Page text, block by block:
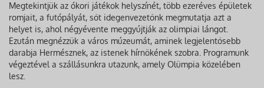
Megtekintjük az ókori játékok helyszínét, több ezeréves épületek
romjait, a futópályát, sőt idegenvezetőnk megmutatja azt a
helyet is, ahol négyévente meggyújtják az olimpiai lángot.
Ezután megnézzük a város múzeumát, aminek legjelentősebb
darabja Hermésznek, az istenek hírnökének szobra. Programunk
végeztével a szállásunkra utazunk, amely Olümpia közelében
lesz.